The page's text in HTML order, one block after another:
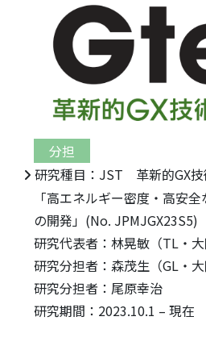
分担
研究種目：JST 革新的GX技
「高エネルギー密度・高安
の開発」(No. JPMJGX23S5)
研究代表者：林晃敏（TL・大
研究分担者：森茂生（GL・大
研究分担者：尾原幸治
研究期間：2023.10.1 – 現在